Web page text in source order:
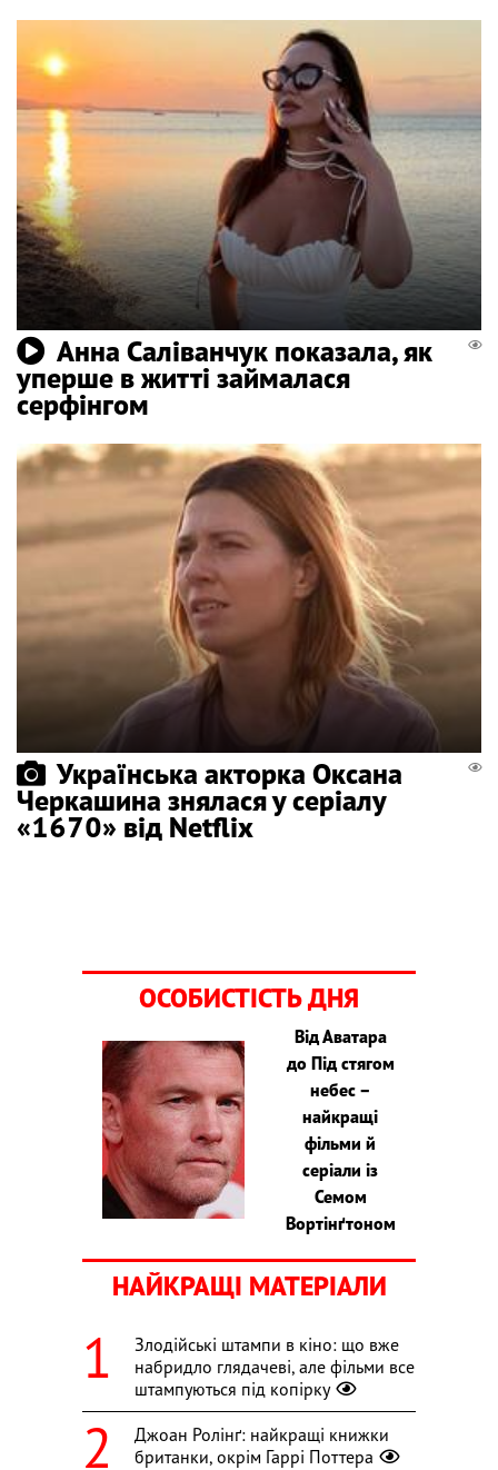
Анна Саліванчук показала, як
уперше в житті займалася
серфінгом
Українська акторка Оксана
Черкашина знялася у серіалу
«1670» від Netflix
ОСОБИСТІСТЬ ДНЯ
Від Аватара
до Під стягом
небес –
найкращі
фільми й
серіали із
Семом
Вортінґтоном
НАЙКРАЩІ МАТЕРІАЛИ
Злодійські штампи в кіно: що вже
набридло глядачеві, але фільми все
штампуються під копірку
Джоан Ролінґ: найкращі книжки
британки, окрім Гаррі Поттера